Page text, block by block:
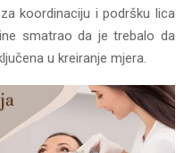
koordinaciju i podršku lica
smatrao da je trebalo da
u kreiranje mjera.